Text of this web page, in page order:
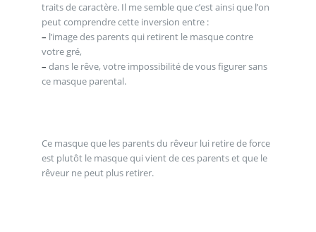
traits de caractère. Il me semble que c’est ainsi que l’on
peut comprendre cette inversion entre :
– l’image des parents qui retirent le masque contre
votre gré,
– dans le rêve, votre impossibilité de vous figurer sans
ce masque parental.
Ce masque que les parents du rêveur lui retire de force
est plutôt le masque qui vient de ces parents et que le
rêveur ne peut plus retirer.